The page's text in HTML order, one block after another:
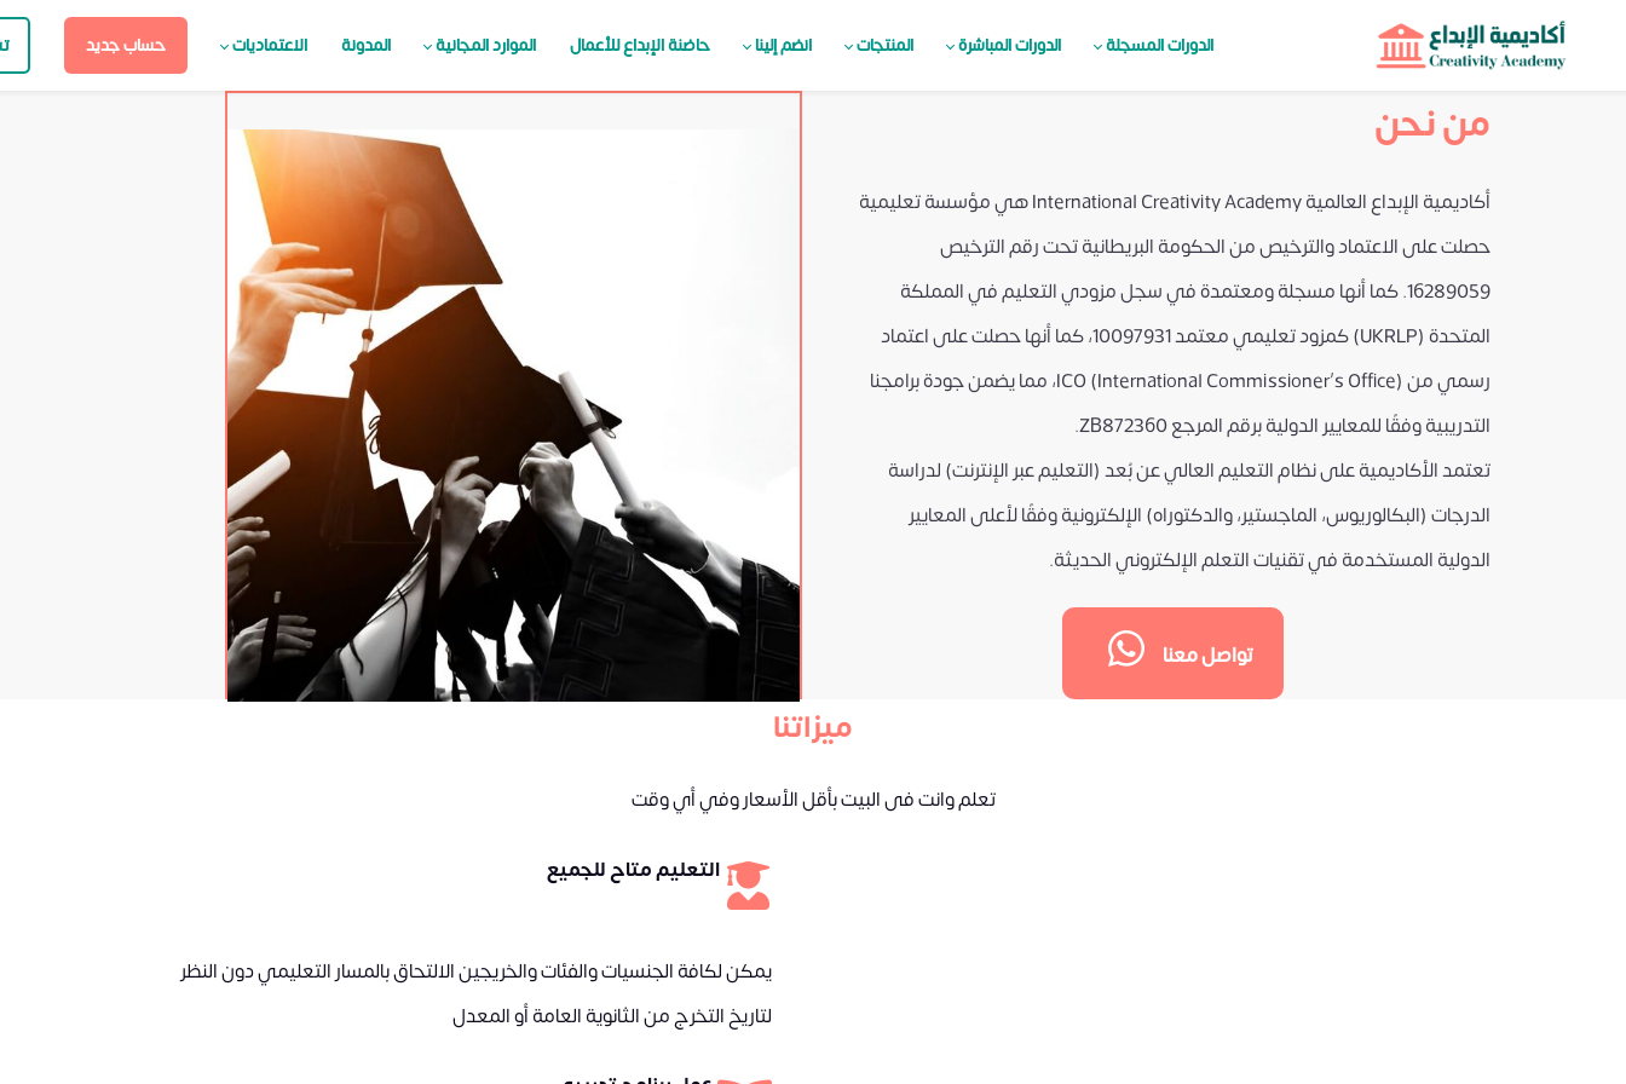
الدورات المسجلة الدورات المباشرة المنتجات انضم إلينا حاضنة الإبداع للأعمال الموارد المجانية المدونة الاعتماديات حساب جديد
من نحن
أكاديمية الإبداع العالمية International Creativity Academy هي مؤسسة تعليمية
حصلت على الاعتماد والترخيص من الحكومة البريطانية تحت رقم الترخيص
16289059. كما أنها مسجلة ومعتمدة في سجل مزودي التعليم في المملكة
المتحدة (UKRLP) كمزود تعليمي معتمد 10097931، كما أنها حصلت على اعتماد
رسمي من ICO (International Commissioner's Office)، مما يضمن جودة برامجنا
التدريبية وفقًا للمعايير الدولية برقم المرجع ZB872360.
تعتمد الأكاديمية على نظام التعليم العالي عن بُعد (التعليم عبر الإنترنت) لدراسة
الدرجات (البكالوريوس، الماجستير، والدكتوراه) الإلكترونية وفقًا لأعلى المعايير
الدولية المستخدمة في تقنيات التعلم الإلكتروني الحديثة.
تواصل معنا
ميزاتنا
تعلم وانت فى البيت بأقل الأسعار وفي أي وقت
التعليم متاح للجميع
يمكن لكافة الجنسيات والفئات والخريجين الالتحاق بالمسار التعليمي دون النظر
لتاريخ التخرج من الثانوية العامة أو المعدل